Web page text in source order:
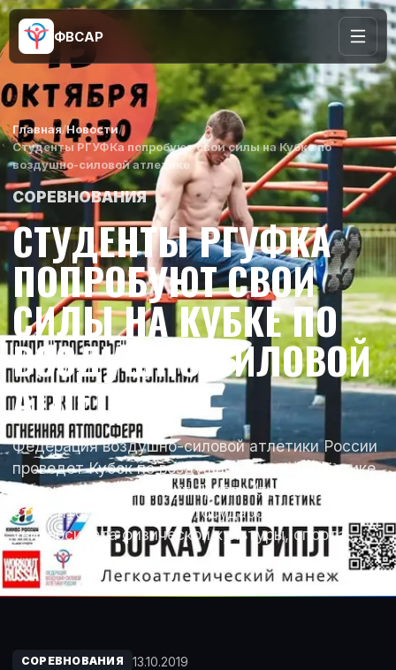
ФВСАР
Главная/Новости/
Студенты РГУФКа попробуют свои силы на Кубке по
воздушно-силовой атлетике
СОРЕВНОВАНИЯ
СТУДЕНТЫ РГУФКА
ПОПРОБУЮТ СВОИ
СИЛЫ НА КУБКЕ ПО
ВОЗДУШНО-СИЛОВОЙ
АТЛЕТИКЕ
Федерация воздушно-силовой атлетики России
проведет Кубок по воздушно-силовой атлетике
в дисциплине «Воркаут Трипл» (троеборье) для
студентов Российского государственного
университета физической культуры, спорта,…
СОРЕВНОВАНИЯ 13.10.2019